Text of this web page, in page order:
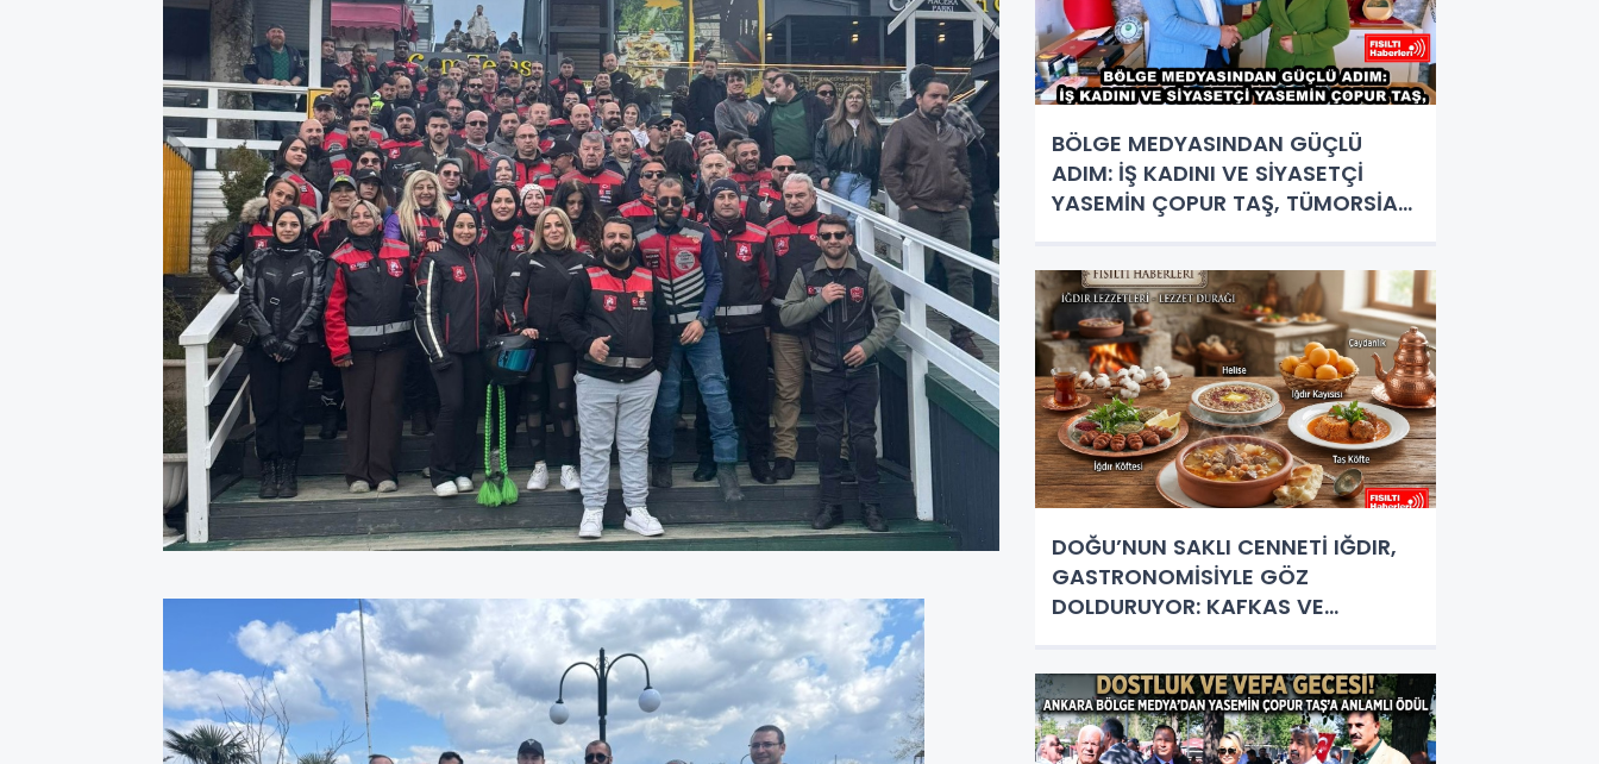
BÖLGE MEDYASINDAN GÜÇLÜ
ADIM: İŞ KADINI VE SİYASETÇİ
YASEMİN ÇOPUR TAŞ, TÜMORSİAD
DOĞU’NUN SAKLI CENNETİ IĞDIR,
GASTRONOMİSİYLE GÖZ
DOLDURUYOR: KAFKAS VE